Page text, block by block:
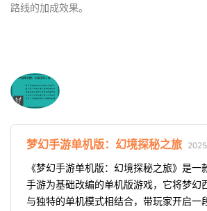
路线的加成效果。
梦幻手游单机版：幻境探秘之旅
《梦幻手游单机版：幻境探秘之旅》是一
手游为基础改编的单机版游戏，它将梦幻
与独特的单机模式相结合，带玩家开启一